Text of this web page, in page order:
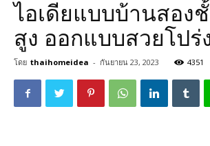
ไอเดียแบบบ้านสอง
สูง ออกแบบสวยโปร่
โดย thaihomeidea - กันยายน 23, 2023 4351